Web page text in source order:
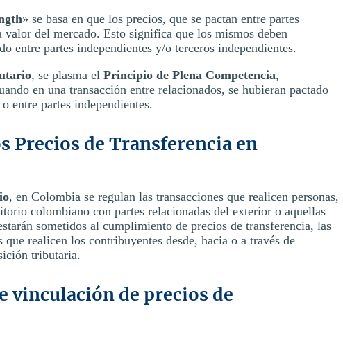
» se basa en que los precios, que se pactan entre partes
valor del mercado. Esto significa que los mismos deben
entre partes independientes y/o terceros independientes.
, se plasma el Principio de Plena Competencia,
en una transacción entre relacionados, se hubieran pactado
entre partes independientes.
Precios de Transferencia en
, en Colombia se regulan las transacciones que realicen personas,
colombiano con partes relacionadas del exterior o aquellas
sometidos al cumplimiento de precios de transferencia, las
realicen los contribuyentes desde, hacia o a través de
tributaria.
vinculación de precios de